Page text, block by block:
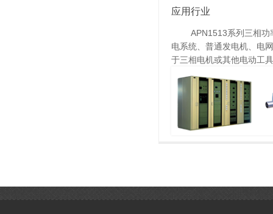
应用行业
APN1513系列三相功率
电系统、普通发电机、电
于三相电机或其他电动工